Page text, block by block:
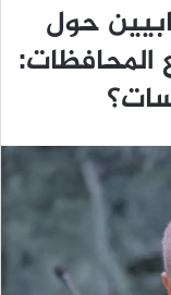
حول
المحافظات: